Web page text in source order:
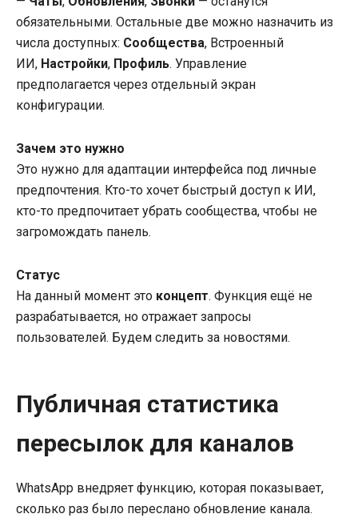
обязательными. Остальные две можно назначить из
числа доступных: Сообщества, Встроенный
ИИ, Настройки, Профиль. Управление
предполагается через отдельный экран
конфигурации.
Зачем это нужно
Это нужно для адаптации интерфейса под личные
предпочтения. Кто-то хочет быстрый доступ к ИИ,
кто-то предпочитает убрать сообщества, чтобы не
загромождать панель.
Статус
На данный момент это концепт. Функция ещё не
разрабатывается, но отражает запросы
пользователей. Будем следить за новостями.
Публичная статистика
пересылок для каналов
WhatsApp внедряет функцию, которая показывает,
сколько раз было переслано обновление канала.